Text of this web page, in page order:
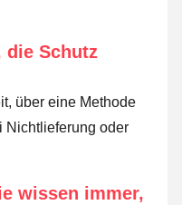
die Schutz
über eine Methode
Nichtlieferung oder
wissen immer,